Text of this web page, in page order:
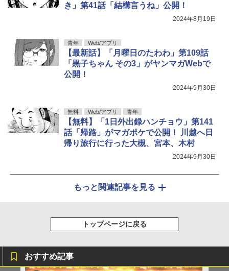
き」第41話「結構言うね」公開！
2024年8月19日
青年 Web/アプリ
【最新話】「月曜日のたわわ」第109話
「黒子ちゃん その3」がヤンマガWebで
公開！
2024年9月30日
無料 Web/アプリ 青年
【無料】「1日外出録ハンチョウ」第141
話「帰路」がマガポケで公開！ 川越へ日
帰り旅行に行った大槻、宮本、木村
2024年9月30日
もっと関連記事を見る
トップページに戻る
おすすめ記事